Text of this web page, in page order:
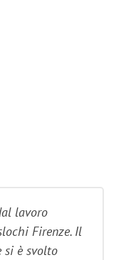
lavoro
Firenze. Il
si è svolto